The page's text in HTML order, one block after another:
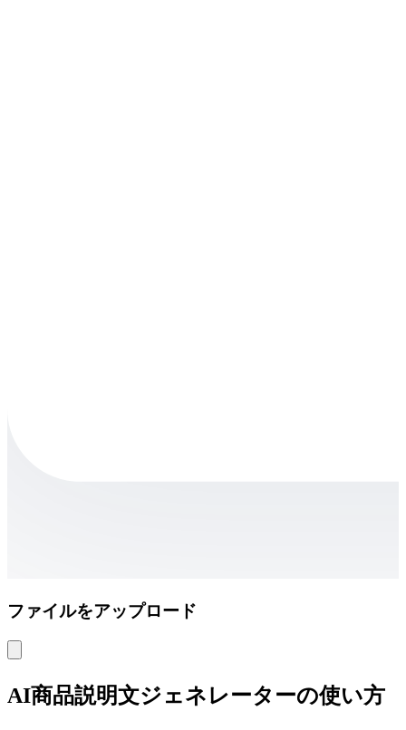
ファイルをアップロード
AI商品説明文ジェネレーターの使い方